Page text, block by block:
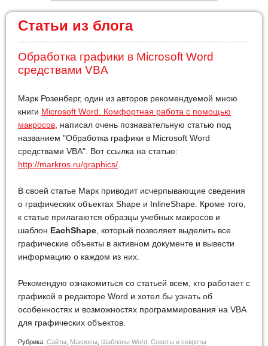
Статьи из блога
Обработка графики в Microsoft Word
средствами VBA
Марк Розенберг, один из авторов рекомендуемой мною
книги Microsoft Word. Комфортная работа с помощью
макросов , написал очень познавательную статью под
названием "Обработка графики в Microsoft Word
средствами VBA". Вот ссылка на статью:
http://markros.ru/graphics/
В своей статье Марк приводит исчерпывающие сведения
о графических объектах Shape и InlineShape. Кроме того,
к статье прилагаются образцы учебных макросов и
шаблон EachShape , который позволяет выделить все
графические объекты в активном документе и вывести
информацию о каждом из них.
Рекомендую ознакомиться со статьей всем, кто работает с
графикой в редакторе Word и хотел бы узнать об
особенностях и возможностях программирования на VBA
для графических объектов.
Рубрика: Сайты Макросы Шаблоны Word Советы и cекреты